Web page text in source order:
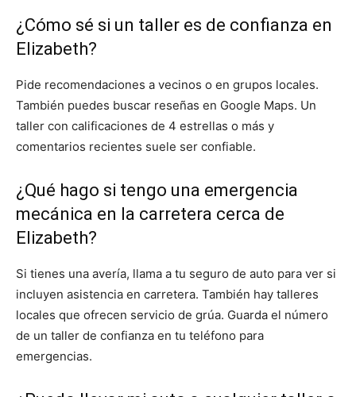
¿Cómo sé si un taller es de confianza en
Elizabeth?
Pide recomendaciones a vecinos o en grupos locales.
También puedes buscar reseñas en Google Maps. Un
taller con calificaciones de 4 estrellas o más y
comentarios recientes suele ser confiable.
¿Qué hago si tengo una emergencia
mecánica en la carretera cerca de
Elizabeth?
Si tienes una avería, llama a tu seguro de auto para ver si
incluyen asistencia en carretera. También hay talleres
locales que ofrecen servicio de grúa. Guarda el número
de un taller de confianza en tu teléfono para
emergencias.